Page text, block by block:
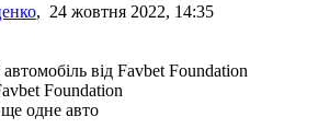
, 24 жовтня 2022, 14:35
Foundation
одне авто